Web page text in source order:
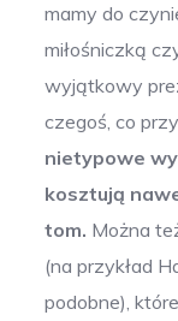
mamy do
miłośniczką
wyjątkowy
czegoś, co
nietypowe
kosztują
tom. Można
(na przykład
podobne),